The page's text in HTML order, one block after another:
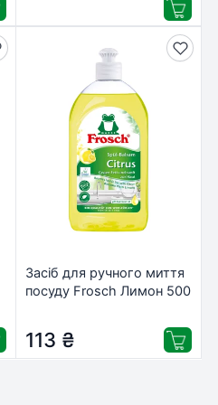
Засіб для ручного миття
посуду Frosch Лимон 500
113 ₴